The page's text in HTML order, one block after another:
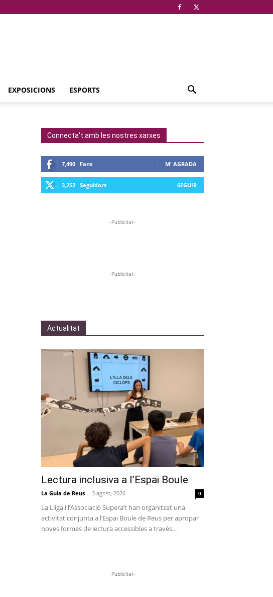
EXPOSICIONS ESPORTS
Connecta't amb les nostres xarxes
7,490 Fans M' AGRADA
3,252 Seguidors SEGUIR
-Publicitat-
-Publicitat-
Actualitat
Lectura inclusiva a l’Espai Boule
La Guia de Reus - 3 agost, 2026 0
La Lliga i l’Associació Supera’t han organitzat una
activitat conjunta a l’Espai Boule de Reus per apropar
noves formes de lectura accessibles a través...
-Publicitat-